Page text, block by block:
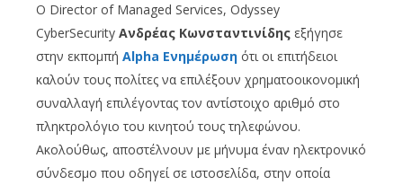
Ο Director of Managed Services, Odyssey
CyberSecurity Ανδρέας Κωνσταντινίδης εξήγησε
στην εκπομπή Alpha Ενημέρωση ότι οι επιτήδειοι
καλούν τους πολίτες να επιλέξουν χρηματοοικονομική
συναλλαγή επιλέγοντας τον αντίστοιχο αριθμό στο
πληκτρολόγιο του κινητού τους τηλεφώνου.
Ακολούθως, αποστέλνουν με μήνυμα έναν ηλεκτρονικό
σύνδεσμο που οδηγεί σε ιστοσελίδα, στην οποία